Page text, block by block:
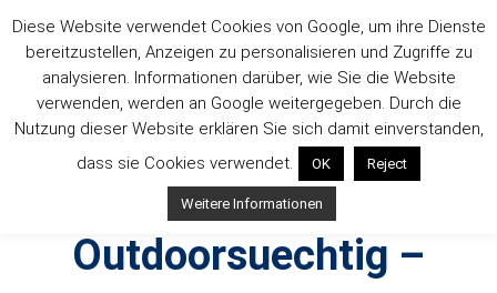
Inhalt
springen
Outdoorsuechtig –
Diese Website verwendet Cookies von Google, um ihre Dienste
bereitzustellen, Anzeigen zu personalisieren und Zugriffe zu
analysieren. Informationen darüber, wie Sie die Website
verwenden, werden an Google weitergegeben. Durch die
Nutzung dieser Website erklären Sie sich damit einverstanden,
dass sie Cookies verwendet.
OK Reject
Weitere Informationen